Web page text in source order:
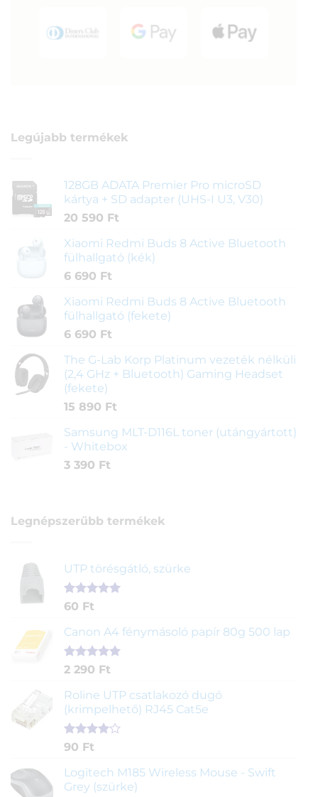
Legújabb termékek
128GB ADATA Premier Pro microSD
kártya + SD adapter (UHS-I U3, V30)
20 590 Ft
Xiaomi Redmi Buds 8 Active Bluetooth
fülhallgató (kék)
6 690 Ft
Xiaomi Redmi Buds 8 Active Bluetooth
fülhallgató (fekete)
6 690 Ft
The G-Lab Korp Platinum vezeték nélküli
(2,4 GHz + Bluetooth) Gaming Headset
(fekete)
15 890 Ft
Samsung MLT-D116L toner (utángyártott)
- Whitebox
3 390 Ft
Legnépszerűbb termékek
UTP törésgátló, szürke
Értékelés
ből,
1
értékelés
alapján
60 Ft
Canon A4 fénymásoló papír 80g 500 lap
Értékelés
ből,
2
értékelés
alapján
2 290 Ft
Roline UTP csatlakozó dugó
(krimpelhető) RJ45 Cat5e
Értékelés
5-ből,
2
értékelés
alapján
90 Ft
Logitech M185 Wireless Mouse - Swift
Grey (szürke)